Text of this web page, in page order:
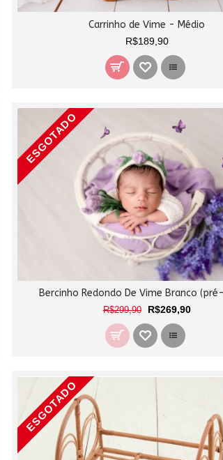
Carrinho de Vime - Médio
R$189,90
ESGOTADO
Bercinho Redondo De Vime Branco
R$299,90 R$269,90
ESGOTADO